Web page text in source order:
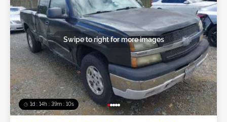
1d : 14h : 39m : 07s
Swipe to right for more images